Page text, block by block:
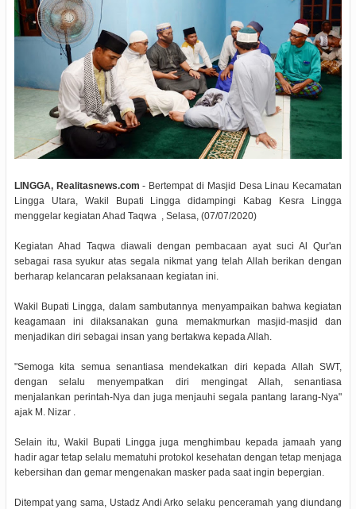
LINGGA, Realitasnews.com - Bertempat di Masjid Desa Linau Kecamatan
Lingga Utara, Wakil Bupati Lingga didampingi Kabag Kesra Lingga
menggelar kegiatan Ahad Taqwa , Selasa, (07/07/2020)
Kegiatan Ahad Taqwa diawali dengan pembacaan ayat suci Al Qur'an
sebagai rasa syukur atas segala nikmat yang telah Allah berikan dengan
berharap kelancaran pelaksanaan kegiatan ini.
Wakil Bupati Lingga, dalam sambutannya menyampaikan bahwa kegiatan
keagamaan ini dilaksanakan guna memakmurkan masjid-masjid dan
menjadikan diri sebagai insan yang bertakwa kepada Allah.
"Semoga kita semua senantiasa mendekatkan diri kepada Allah SWT,
dengan selalu menyempatkan diri mengingat Allah, senantiasa
menjalankan perintah-Nya dan juga menjauhi segala pantang larang-Nya"
ajak M. Nizar .
Selain itu, Wakil Bupati Lingga juga menghimbau kepada jamaah yang
hadir agar tetap selalu mematuhi protokol kesehatan dengan tetap menjaga
kebersihan dan gemar mengenakan masker pada saat ingin bepergian.
Ditempat yang sama, Ustadz Andi Arko selaku penceramah yang diundang